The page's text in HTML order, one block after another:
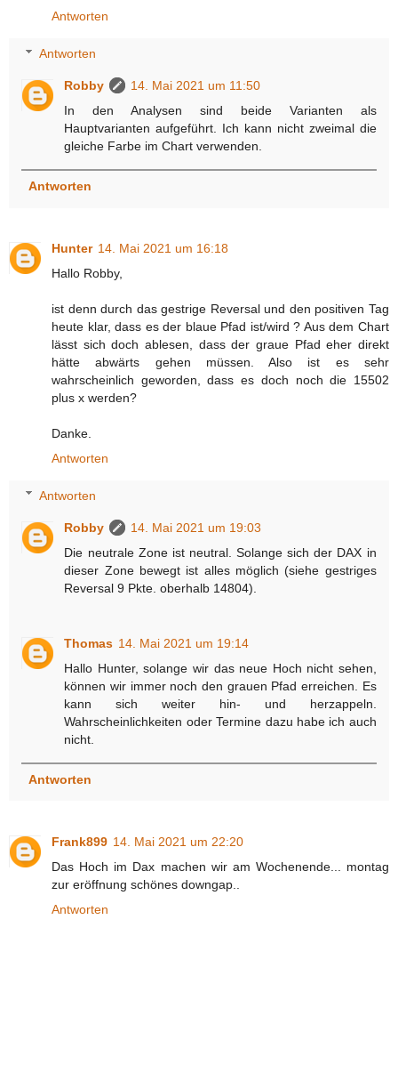
Antworten
Antworten
Robby
14. Mai 2021 um 11:50
In den Analysen sind beide Varianten als
Hauptvarianten aufgeführt. Ich kann nicht zweimal die
gleiche Farbe im Chart verwenden.
Antworten
Hunter 14. Mai 2021 um 16:18
Hallo Robby,
ist denn durch das gestrige Reversal und den positiven Tag
heute klar, dass es der blaue Pfad ist/wird ? Aus dem Chart
lässt sich doch ablesen, dass der graue Pfad eher direkt
hätte abwärts gehen müssen. Also ist es sehr
wahrscheinlich geworden, dass es doch noch die 15502
plus x werden?
Danke.
Antworten
Antworten
Robby
14. Mai 2021 um 19:03
Die neutrale Zone ist neutral. Solange sich der DAX in
dieser Zone bewegt ist alles möglich (siehe gestriges
Reversal 9 Pkte. oberhalb 14804).
Thomas 14. Mai 2021 um 19:14
Hallo Hunter, solange wir das neue Hoch nicht sehen,
können wir immer noch den grauen Pfad erreichen. Es
kann sich weiter hin- und herzappeln.
Wahrscheinlichkeiten oder Termine dazu habe ich auch
nicht.
Antworten
Frank899 14. Mai 2021 um 22:20
Das Hoch im Dax machen wir am Wochenende... montag
zur eröffnung schönes downgap..
Antworten